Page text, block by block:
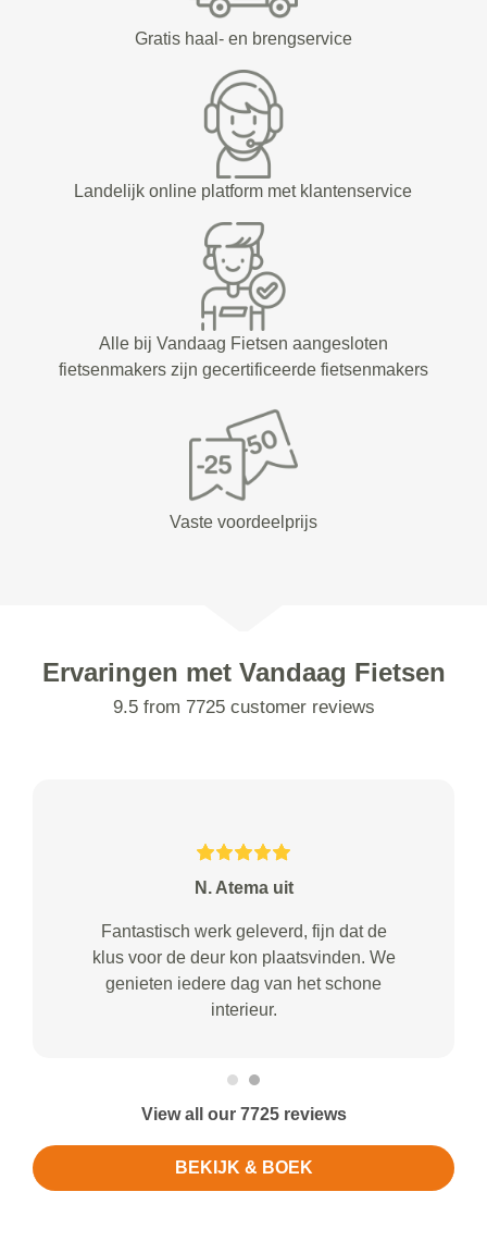
Gratis haal- en brengservice
Landelijk online platform met klantenservice
Alle bij Vandaag Fietsen aangesloten
fietsenmakers zijn gecertificeerde fietsenmakers
Vaste voordeelprijs
Ervaringen met Vandaag Fietsen
9.5 from 7725 customer reviews
N. Atema uit
Fantastisch werk geleverd, fijn dat de
klus voor de deur kon plaatsvinden. We
genieten iedere dag van het schone
interieur.
View all our 7725 reviews
BEKIJK & BOEK